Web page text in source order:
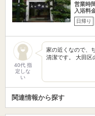
営業時
入浴料
日帰り
40代 指
定しな
い
家の近くなので、
清潔です。 大田区
関連情報から探す